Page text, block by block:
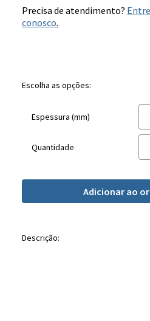
Adicionar ao
Espessura (mm)
Quantidade
Escolha as opções:
Descrição:
Precisa de atendimento?
conosco.